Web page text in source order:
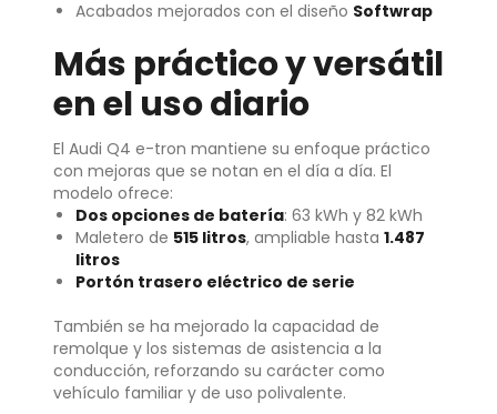
Acabados mejorados con el diseño Softwrap
Más práctico y versátil
en el uso diario
El Audi Q4 e-tron mantiene su enfoque práctico
con mejoras que se notan en el día a día. El
modelo ofrece:
Dos opciones de batería: 63 kWh y 82 kWh
Maletero de 515 litros, ampliable hasta 1.487
litros
Portón trasero eléctrico de serie
También se ha mejorado la capacidad de
remolque y los sistemas de asistencia a la
conducción, reforzando su carácter como
vehículo familiar y de uso polivalente.